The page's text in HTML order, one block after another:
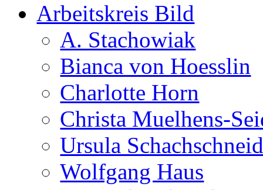
Arbeitskreis Bild
A. Stachowiak
Bianca von Hoesslin
Charlotte Horn
Christa Muelhens-
Ursula
Wolfgang Haus